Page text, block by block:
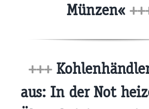
Münzen«
+++
aus: In der Not